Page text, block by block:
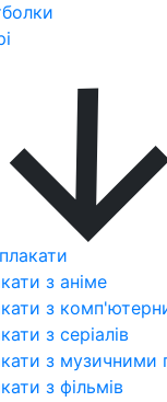
з аніме
з
з серіалів
з музичними
з фільмів